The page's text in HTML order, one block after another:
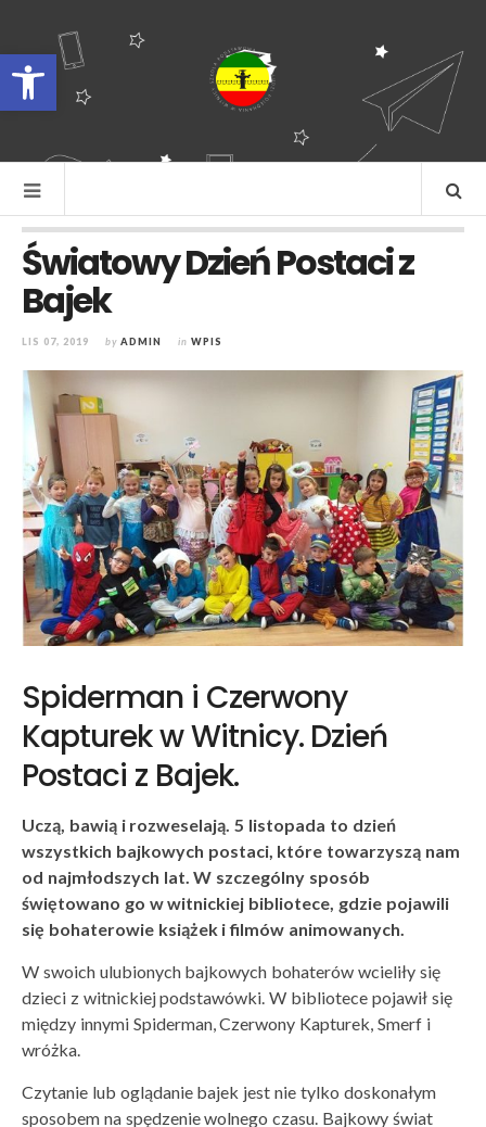
Otwórz pasek narzędzi
Światowy Dzień Postaci z
Bajek
LIS 07, 2019 by ADMIN in WPIS
Spiderman i Czerwony
Kapturek w Witnicy. Dzień
Postaci z Bajek.
Uczą, bawią i rozweselają. 5 listopada to dzień
wszystkich bajkowych postaci, które towarzyszą nam
od najmłodszych lat. W szczególny sposób
świętowano go w witnickiej bibliotece, gdzie pojawili
się bohaterowie książek i filmów animowanych.
W swoich ulubionych bajkowych bohaterów wcieliły się
dzieci z witnickiej podstawówki. W bibliotece pojawił się
między innymi Spiderman, Czerwony Kapturek, Smerf i
wróżka.
Czytanie lub oglądanie bajek jest nie tylko doskonałym
sposobem na spędzenie wolnego czasu. Bajkowy świat